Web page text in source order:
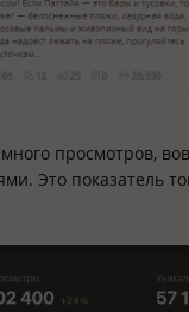
просмотров,
Это показатель